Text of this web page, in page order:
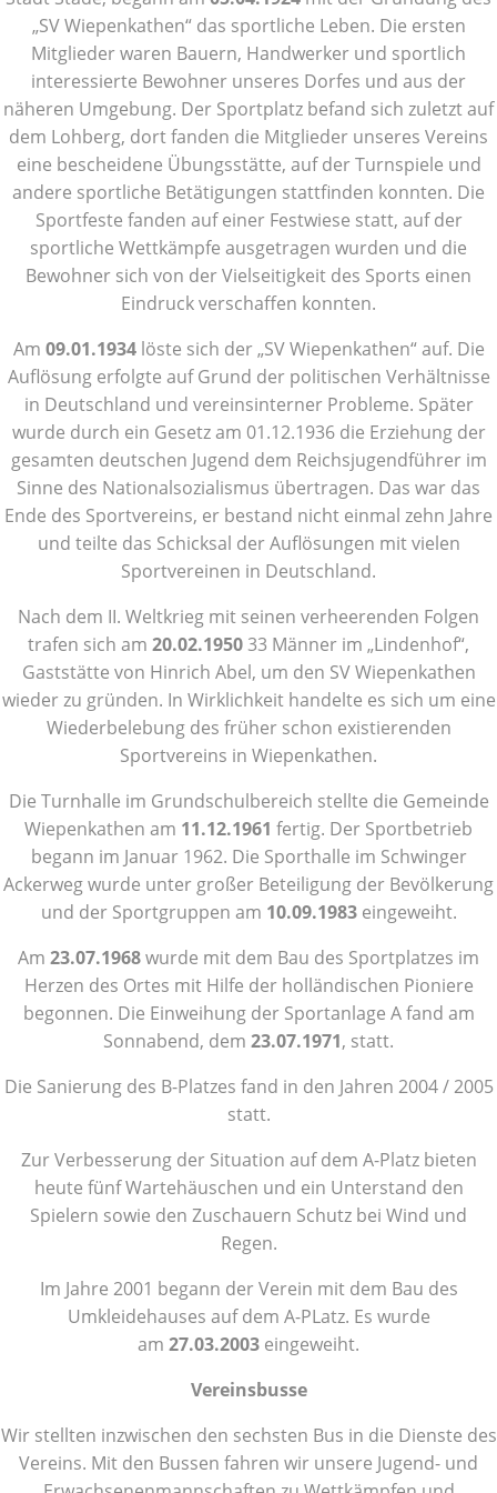
„SV Wiepenkathen“ das sportliche Leben. Die ersten
Mitglieder waren Bauern, Handwerker und sportlich
interessierte Bewohner unseres Dorfes und aus der
näheren Umgebung. Der Sportplatz befand sich zuletzt auf
dem Lohberg, dort fanden die Mitglieder unseres Vereins
eine bescheidene Übungsstätte, auf der Turnspiele und
andere sportliche Betätigungen stattfinden konnten. Die
Sportfeste fanden auf einer Festwiese statt, auf der
sportliche Wettkämpfe ausgetragen wurden und die
Bewohner sich von der Vielseitigkeit des Sports einen
Eindruck verschaffen konnten.
Am 09.01.1934 löste sich der „SV Wiepenkathen“ auf. Die
Auflösung erfolgte auf Grund der politischen Verhältnisse
in Deutschland und vereinsinterner Probleme. Später
wurde durch ein Gesetz am 01.12.1936 die Erziehung der
gesamten deutschen Jugend dem Reichsjugendführer im
Sinne des Nationalsozialismus übertragen. Das war das
Ende des Sportvereins, er bestand nicht einmal zehn Jahre
und teilte das Schicksal der Auflösungen mit vielen
Sportvereinen in Deutschland.
Nach dem II. Weltkrieg mit seinen verheerenden Folgen
trafen sich am 20.02.195033 Männer im „Lindenhof“,
Gaststätte von Hinrich Abel, um den SV Wiepenkathen
wieder zu gründen. In Wirklichkeit handelte es sich um eine
Wiederbelebung des früher schon existierenden
Sportvereins in Wiepenkathen.
Die Turnhalle im Grundschulbereich stellte die Gemeinde
Wiepenkathen am 11.12.1961 fertig. Der Sportbetrieb
begann im Januar 1962. Die Sporthalle im Schwinger
Ackerweg wurde unter großer Beteiligung der Bevölkerung
und der Sportgruppen am 10.09.1983eingeweiht.
Am 23.07.1968wurde mit dem Bau des Sportplatzes im
Herzen des Ortes mit Hilfe der holländischen Pioniere
begonnen. Die Einweihung der Sportanlage A fand am
Sonnabend, dem 23.07.1971, statt.
Die Sanierung des B-Platzes fand in den Jahren 2004 / 2005
statt.
Zur Verbesserung der Situation auf dem A-Platz bieten
heute fünf Wartehäuschen und ein Unterstand den
Spielern sowie den Zuschauern Schutz bei Wind und
Regen.
Im Jahre 2001 begann der Verein mit dem Bau des
Umkleidehauses auf dem A-PLatz. Es wurde
am 27.03.2003 eingeweiht.
Vereinsbusse
Wir stellten inzwischen den sechsten Bus in die Dienste des
Vereins. Mit den Bussen fahren wir unsere Jugend- und